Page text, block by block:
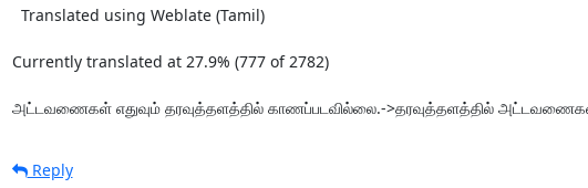
Currently translated at 27.9% (777 of 2782)
அட்டவணைகள் எதுவும் தரவுத்தளத்தில் காணப்படவில்லை.->தரவுத்தளத்தில்
Reply